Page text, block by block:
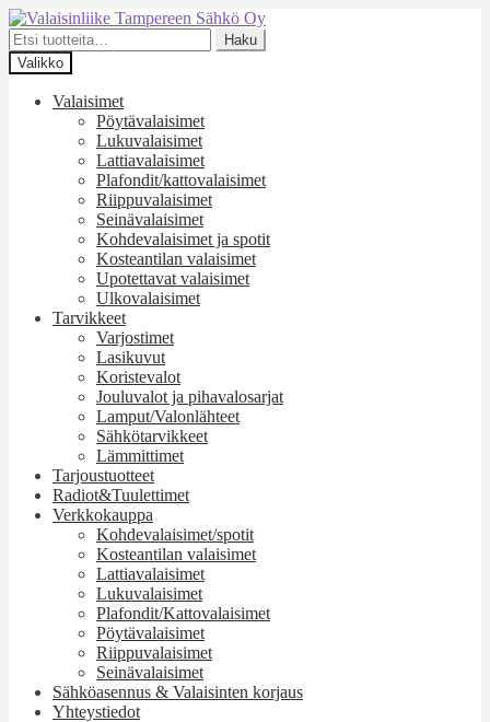
Siirry
navigointiin
Siirry
sisältöön
Etsi:
Haku
Valikko
Valaisimet
Pöytävalaisimet
Lukuvalaisimet
Lattiavalaisimet
Plafondit/kattovalaisimet
Riippuvalaisimet
Seinävalaisimet
Kohdevalaisimet ja spotit
Kosteantilan valaisimet
Upotettavat valaisimet
Ulkovalaisimet
Tarvikkeet
Varjostimet
Lasikuvut
Koristevalot
Jouluvalot ja pihavalosarjat
Lamput/Valonlähteet
Sähkötarvikkeet
Lämmittimet
Tarjoustuotteet
Radiot&Tuulettimet
Verkkokauppa
Kohdevalaisimet/spotit
Kosteantilan valaisimet
Lattiavalaisimet
Lukuvalaisimet
Plafondit/Kattovalaisimet
Pöytävalaisimet
Riippuvalaisimet
Seinävalaisimet
Sähköasennus & Valaisinten korjaus
Yhteystiedot